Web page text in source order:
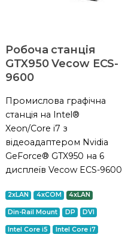
Робоча станція
GTX950 Vecow ECS-
9600
Промислова графічна
станція на Intel®
Xeon/Core i7 з
відеоадаптером Nvidia
GeForce® GTX950 на 6
дисплеїв Vecow ECS-9600
2xLAN 4xCOM 4xLAN
Din-Rail Mount DP DVI
Intel Core i5 Intel Core i7